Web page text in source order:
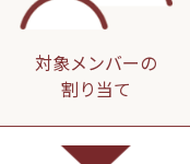
対象メンバーの
割り当て